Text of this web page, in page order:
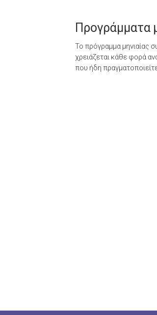
Προγράμματα
Το πρόγραμμα μηνιαίας
χρειάζεται κάθε φορά
που ήδη